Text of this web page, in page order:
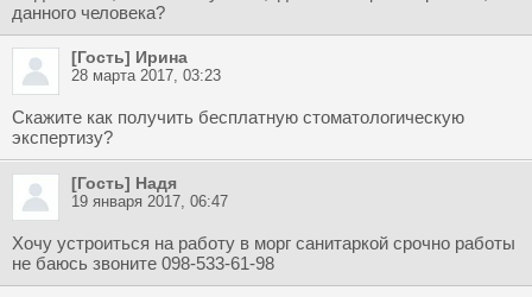
данного человека?
[Гость] Ирина
28 марта 2017, 03:23
Скажите как получить бесплатную стоматологическую
экспертизу?
[Гость] Надя
19 января 2017, 06:47
Хочу устроиться на работу в морг санитаркой срочно работы
не баюсь звоните 098-533-61-98